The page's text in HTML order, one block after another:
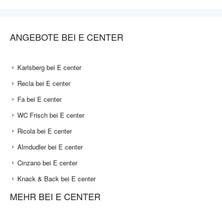
ANGEBOTE BEI E CENTER
Karlsberg bei E center
Recla bei E center
Fa bei E center
WC Frisch bei E center
Ricola bei E center
Almdudler bei E center
Cinzano bei E center
Knack & Back bei E center
MEHR BEI E CENTER